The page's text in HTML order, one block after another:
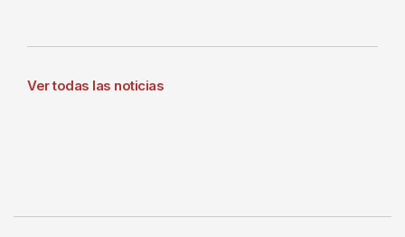
Ver todas las noticias